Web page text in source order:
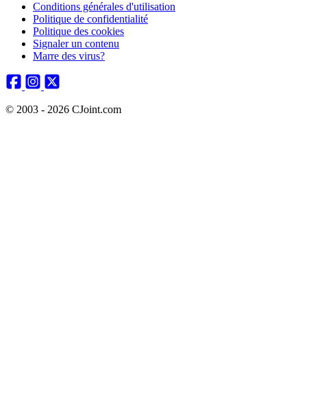
Conditions générales d'utilisation
Politique de confidentialité
Politique des cookies
Signaler un contenu
Marre des virus?
© 2003 - 2026 CJoint.com